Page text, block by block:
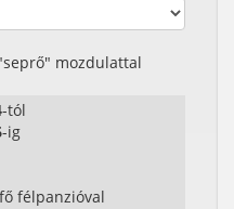
mozdulattal
-tól
-ig
félpanzióval